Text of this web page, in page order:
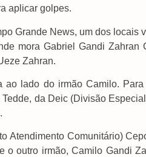
aplicar golpes.
Grande News, um dos locais
mora Gabriel Gandi Zahran
Zahran.
lado do irmão Camilo.
da Deic (Divisão
Atendimento Comunitário)
o outro irmão, Camilo Gandi